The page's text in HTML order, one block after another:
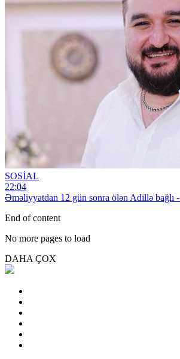
SOSİAL
22:04
Əməliyyatdan 12 gün sonra ölən Adillə bağlı -
End of content
No more pages to load
DAHA ÇOX